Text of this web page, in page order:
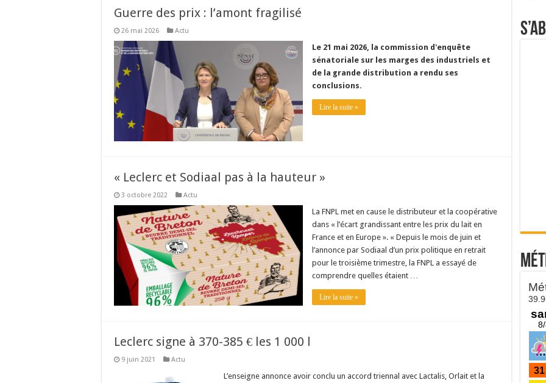
Guerre des prix : l’amont fragilisé
26 mai 2026 Actu
Le 21 mai 2026, la commission d'enquête
sénatoriale sur les marges des industriels et
de la grande distribution a rendu ses
conclusions.
Lire la suite »
« Leclerc et Sodiaal pas à la hauteur »
3 octobre 2022 Actu
La FNPL met en cause le distributeur et la coopérative
dans « l’écart grandissant entre les prix du lait en
France et en Europe ». « Depuis le mois de juin et
l’annonce par Sodiaal d’un prix politique en retrait
pour le troisième trimestre, la FNPL a essayé de
comprendre quelles étaient …
Lire la suite »
Leclerc signe à 370-385 € les 1 000 l
9 juin 2021 Actu
L’enseigne annonce avoir conclu un accord triennal avec Lactalis, Orlait et la